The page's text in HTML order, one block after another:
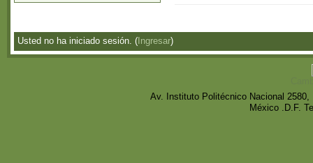
Usted no ha iniciado sesión. (Ingresar)
Av. Instituto Politécnico Nacional
México .D.F.